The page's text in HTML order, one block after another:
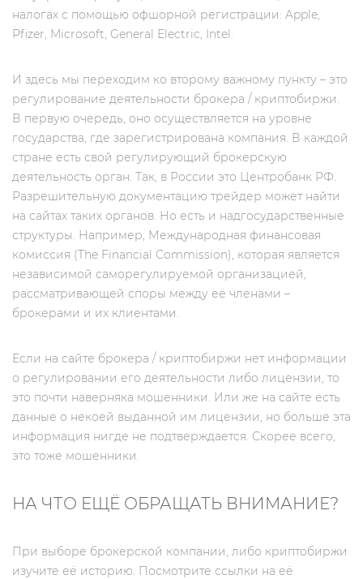
налогах с помощью офшорной регистрации: Apple,
Pfizer, Microsoft, General Electric, Intel.
И здесь мы переходим ко второму важному пункту – это
регулирование деятельности брокера / криптобиржи.
В первую очередь, оно осуществляется на уровне
государства, где зарегистрирована компания. В каждой
стране есть свой регулирующий брокерскую
деятельность орган. Так, в России это Центробанк РФ.
Разрешительную документацию трейдер может найти
на сайтах таких органов. Но есть и надгосударственные
структуры. Например, Международная финансовая
комиссия (The Financial Commission), которая является
независимой саморегулируемой организацией,
рассматривающей споры между её членами –
брокерами и их клиентами.
Если на сайте брокера / криптобиржи нет информации
о регулировании его деятельности либо лицензии, то
это почти наверняка мошенники. Или же на сайте есть
данные о некоей выданной им лицензии, но больше эта
информация нигде не подтверждается. Скорее всего,
это тоже мошенники.
НА ЧТО ЕЩЁ ОБРАЩАТЬ ВНИМАНИЕ?
При выборе брокерской компании, либо криптобиржи
изучите её историю. Посмотрите ссылки на её